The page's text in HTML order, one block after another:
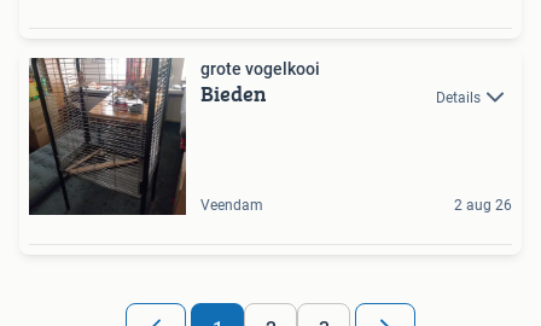
grote vogelkooi
Bieden Details
Veendam 2 aug 26